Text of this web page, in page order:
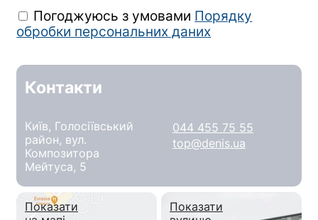
Погоджуюсь з умовами Порядку
обробки персональних даних
Контакти
Київ, Голосіївський
район, вул.
Композитора
Мейтуса, 5
044 455 75 55
top@denis.ua
Показати
Показати